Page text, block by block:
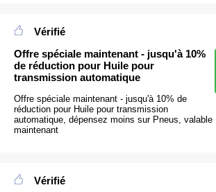
Vérifié
Offre spéciale maintenant - jusqu'à 10%
de réduction pour Huile pour
transmission automatique
Offre spéciale maintenant - jusqu'à 10% de
réduction pour Huile pour transmission
automatique, dépensez moins sur Pneus, valable
maintenant
Vérifié